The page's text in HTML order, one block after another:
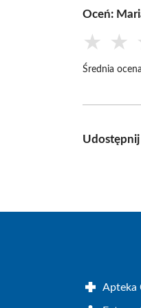
Oceń:
★ ★
Średnia
Udostępnij
Apteka